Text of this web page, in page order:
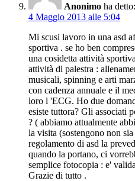
Anonimo ha detto:
4 Maggio 2013 alle 5:04
Mi scusi lavoro in una asd
sportiva . se ho ben
una cosidetta attività
attività di palestra :
musicali, spinning e arti
con cadenza annuale e il
loro l 'ECG. Ho due
esiste tuttora? Gli associati
? ( abbiamo attualmente
la visita (sostengono non
regolamento di asd la
quando la portano, ci
semplice fotocopia : e'
Grazie di tutto .